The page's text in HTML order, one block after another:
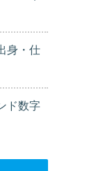
身・仕
ド数字